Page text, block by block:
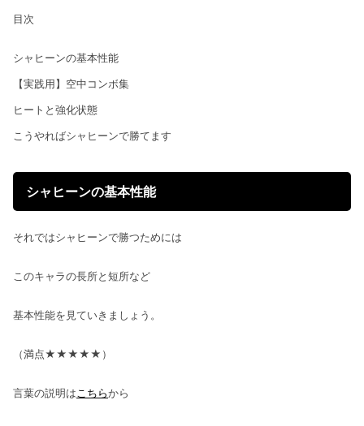
目次
シャヒーンの基本性能
【実践用】空中コンボ集
ヒートと強化状態
こうやればシャヒーンで勝てます
シャヒーンの基本性能
それではシャヒーンで勝つためには
このキャラの長所と短所など
基本性能を見ていきましょう。
（満点★★★★★）
言葉の説明は こちらから